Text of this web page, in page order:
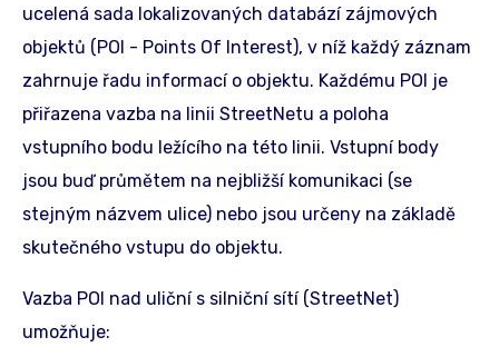
ucelená sada lokalizovaných databází zájmových
objektů (POI - Points Of Interest), v níž každý záznam
zahrnuje řadu informací o objektu. Každému POI je
přiřazena vazba na linii StreetNetu a poloha
vstupního bodu ležícího na této linii. Vstupní body
jsou buď průmětem na nejbližší komunikaci (se
stejným názvem ulice) nebo jsou určeny na základě
skutečného vstupu do objektu.
Vazba POI nad uliční s silniční sítí (StreetNet)
umožňuje: